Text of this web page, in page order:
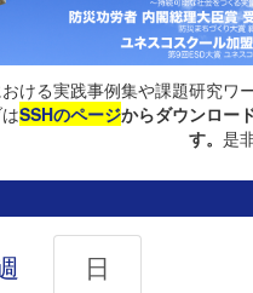
ける実践事例集や課題研究ワ
SSHのページからダウンロー
す。 是
日